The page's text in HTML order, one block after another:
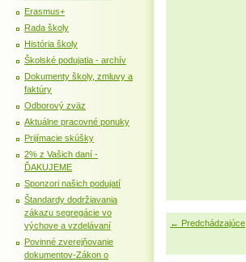
← Predchádzajúce
Erasmus+
Rada školy
História školy
Školské podujatia - archív
Dokumenty školy, zmluvy a
faktúry
Odborový zväz
Aktuálne pracovné ponuky
Prijímacie skúšky
2% z Vašich daní -
ĎAKUJEME
Sponzori našich podujatí
Štandardy dodržiavania
zákazu segregácie vo
výchove a vzdelávaní
Povinné zverejňovanie
dokumentov-Zákon o